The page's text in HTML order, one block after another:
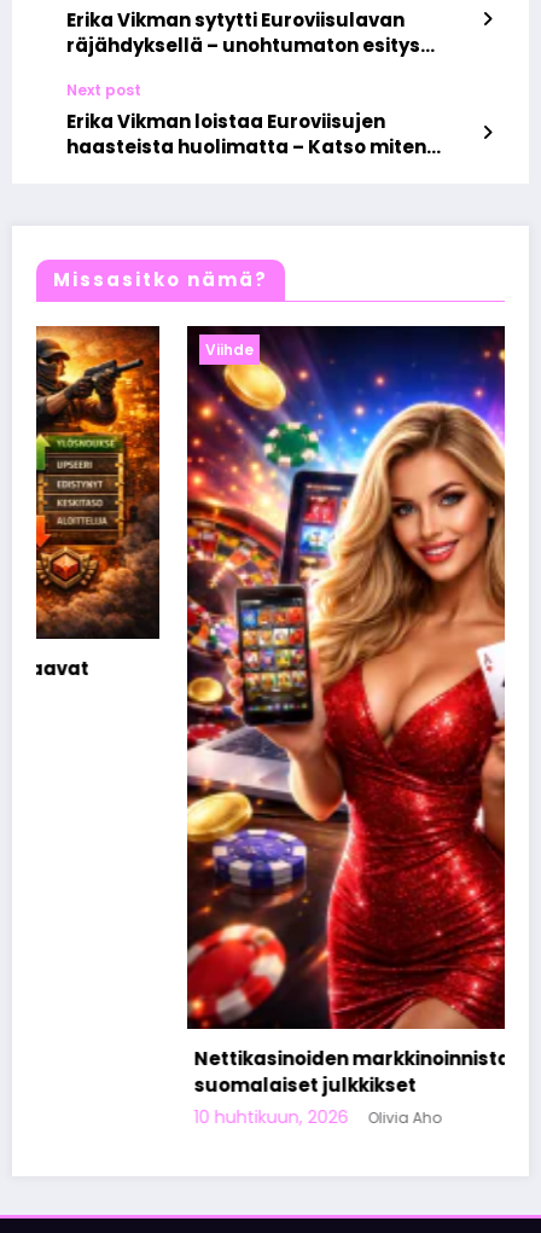
Erika Vikman sytytti Euroviisulavan
räjähdyksellä – unohtumaton esitys
Next post
Erika Vikman loistaa Euroviisujen
haasteista huolimatta – Katso miten
Missasitko nämä?
Viihde
Nettikasinoiden markkinoinnista tunnetut
suomalaiset julkkikset
10 huhtikuun, 2026 Olivia Aho